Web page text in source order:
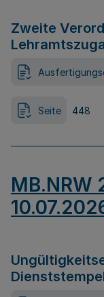
Zweite
Seite 448
MB.NRW